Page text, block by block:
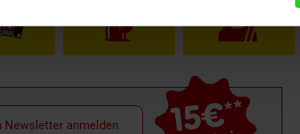
15€**
Newsletter anmelden